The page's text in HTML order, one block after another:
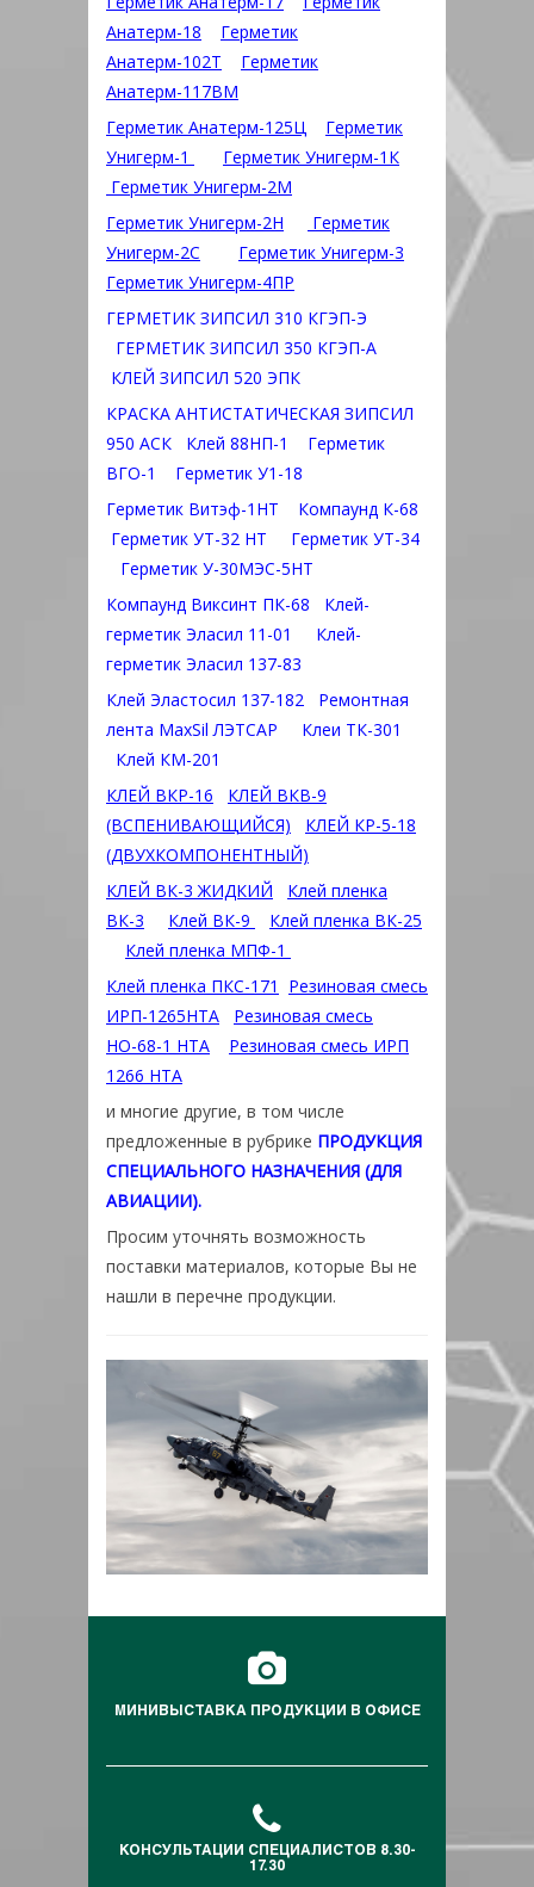
Анатерм-18
Герметик
Анатерм-102Т
Герметик
Анатерм-117ВМ
Герметик Анатерм-125Ц
Герметик
Унигерм-1
Герметик Унигерм-1К
Герметик Унигерм-2М
Герметик Унигерм-2Н
Герметик
Унигерм-2С
Герметик Унигерм-3
Герметик Унигерм-4ПР
ГЕРМЕТИК ЗИПСИЛ 310 КГЭП-Э
ГЕРМЕТИК ЗИПСИЛ 350 КГЭП-А
КЛЕЙ ЗИПСИЛ 520 ЭПК
КРАСКА АНТИСТАТИЧЕСКАЯ ЗИПСИЛ
950 АСК
Клей 88НП-1
Герметик
ВГО-1
Герметик У1-18
Герметик Витэф-1НТ
Компаунд К-68
Герметик УТ-32 НТ
Герметик УТ-34
Герметик У-30МЭС-5НТ
Компаунд Виксинт ПК-68
Клей-
герметик Эласил 11-01
Клей-
герметик Эласил 137-83
Клей Эластосил 137-182
Ремонтная
лента MaxSil ЛЭТСАР
Клеи ТК-301
Клей КМ-201
КЛЕЙ ВКР-16
КЛЕЙ ВКВ-9
(ВСПЕНИВАЮЩИЙСЯ)
КЛЕЙ КР-5-18
(ДВУХКОМПОНЕНТНЫЙ)
КЛЕЙ ВК-3 ЖИДКИЙ
Клей пленка
ВК-3
Клей ВК-9
Клей пленка ВК-25
Клей пленка МПФ-1
Клей пленка ПКС-171
Резиновая смесь
ИРП-1265НТА
Резиновая смесь
НО-68-1 НТА
Резиновая смесь ИРП
1266 НТА
и многие другие, в том числе
предложенные в рубрике ПРОДУКЦИЯ
СПЕЦИАЛЬНОГО НАЗНАЧЕНИЯ (ДЛЯ
АВИАЦИИ).
Просим уточнять возможность
поставки материалов, которые Вы не
нашли в перечне продукции.
МИНИВЫСТАВКА ПРОДУКЦИИ В ОФИСЕ
КОНСУЛЬТАЦИИ СПЕЦИАЛИСТОВ 8.30-
17.30